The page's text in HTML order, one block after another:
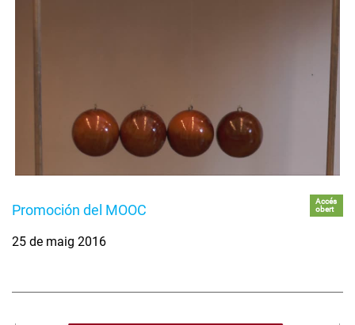
Promoción del MOOC
Accés
obert
25 de maig 2016